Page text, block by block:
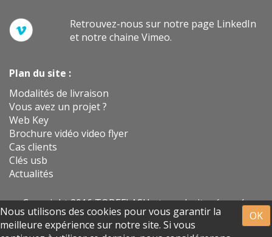
Retrouvez-nous sur notre page LinkedIn
et notre chaine Vimeo.
Plan du site :
Modalités de livraison
Vous avez un projet ?
Web Key
Brochure vidéo video flyer
Cas clients
Clés usb
Actualités
Copyright 2016 TOBEFLASH - tous droits réservés
(mentions légales)
Nous utilisons des cookies pour vous garantir la
meilleure expérience sur notre site. Si vous
OK